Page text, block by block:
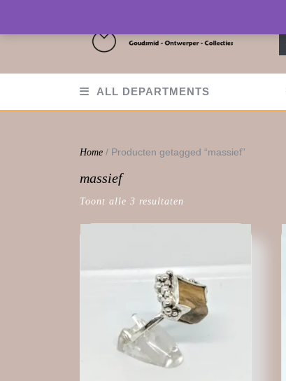
content
ALL DEPARTMENTS
Home / Producten getagged “massief”
massief
Toont alle 3 resultaten